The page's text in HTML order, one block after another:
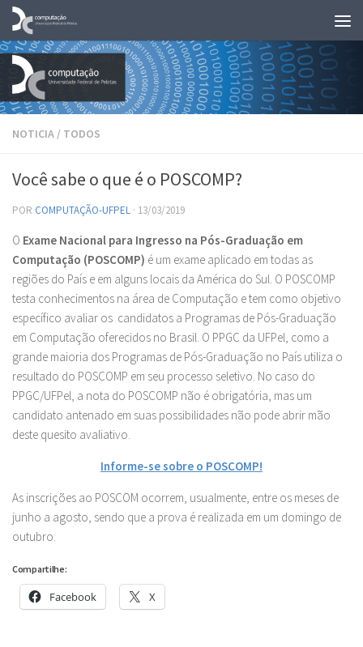
Skip to content
NOTICIA / TODOS
Você sabe o que é o POSCOMP?
POR COMPUTAÇÃO-UFPEL · 13/03/2019
O Exame Nacional para Ingresso na Pós-Graduação em
Computação (POSCOMP) é um exame aplicado em todas as
regiões do País e em alguns locais da América do Sul. O POSCOMP
testa conhecimentos na área de Computação e tem como objetivo
específico avaliar os candidatos a Programas de Pós-Graduação
em Computação oferecidos no Brasil. O PPGC da UFPel, como a
grande maioria dos Programas de Pós-Graduação no País utiliza o
resultado do POSCOMP em seu processo seletivo. No caso do
PPGC/UFPel, a nota do POSCOMP não é obrigatória, mas um
candidato antenado em suas possibilidades não pode abrir mão
deste quesito avaliativo.
Informe-se sobre o POSCOMP!
As inscrições ao POSCOM ocorrem, usualmente, entre os meses de
junho a agosto, sendo que a prova é realizada em um domingo de
outubro.
Compartilhe:
Facebook X